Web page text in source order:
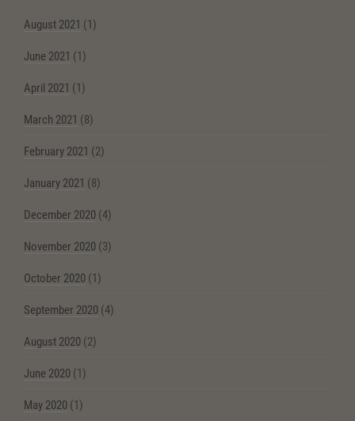
August 2021 (1)
June 2021 (1)
April 2021 (1)
March 2021 (8)
February 2021 (2)
January 2021 (8)
December 2020 (4)
November 2020 (3)
October 2020 (1)
September 2020 (4)
August 2020 (2)
June 2020 (1)
May 2020 (1)